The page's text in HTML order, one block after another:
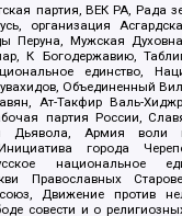
партия, ВЕК РА, Рада
организация
Перуна, Мужская
К Богодержавию,
единство,
Объединенный
Ат-Такфир Валь-
партия России,
Дьявола, Армия воли
города
национальное
Православных
Движение против
совести и о